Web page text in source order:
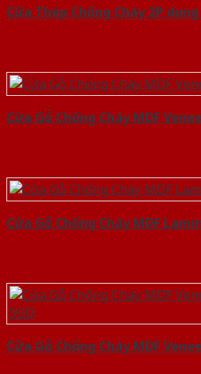
Cửa Thép Chống Cháy 2P
Cửa Gỗ Chống Cháy MDF
Cửa Gỗ Chống Cháy MDF
Cửa Gỗ Chống Cháy MDF